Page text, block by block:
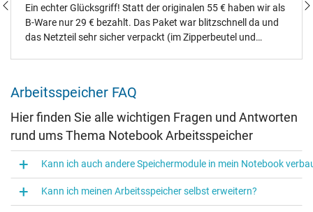
Ein echter Glücksgriff! Statt der originalen 55 € haben wir als
B-Ware nur 29 € bezahlt. Das Paket war blitzschnell da und
das Netzteil sehr sicher verpackt (im Zipperbeutel und
einzigen Kratzer. Dass die Originalverpackung fehlt, stört uns
überhaupt nicht – die wäre ohnehin im Altpapier gelandet.
Absolute Empfehlung, wir haben alles richtig gemacht!
Arbeitsspeicher FAQ
Hier finden Sie alle wichtigen Fragen und Antworten
rund ums Thema Notebook Arbeitsspeicher
Kann ich auch andere Speichermodule in mein Notebook
Kann ich meinen Arbeitsspeicher selbst erweitern?